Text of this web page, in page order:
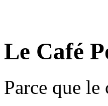
Le Café
Parce que